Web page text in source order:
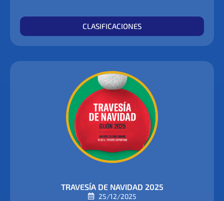
CLASIFICACIONES
TRAVESÍA DE NAVIDAD 2025
25/12/2025